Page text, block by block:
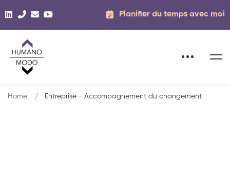
Planifier du temps avec moi
Home Entreprise - Accompagnement du changement